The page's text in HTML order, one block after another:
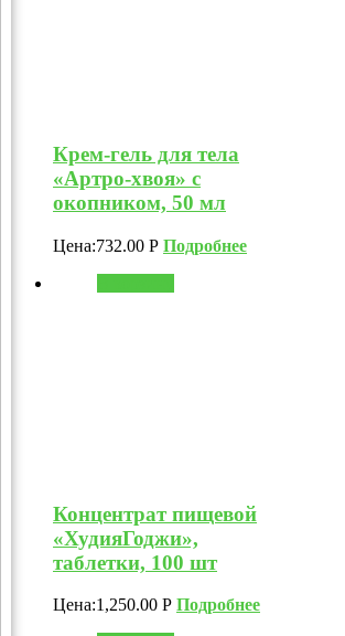
Крем-гель для тела
«Артро-хвоя» с
окопником, 50 мл
Цена:732.00 Р Подробнее
Концентрат пищевой
«ХудияГоджи»,
таблетки, 100 шт
Цена:1,250.00 Р Подробнее